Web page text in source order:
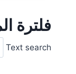
فلترة
Text search